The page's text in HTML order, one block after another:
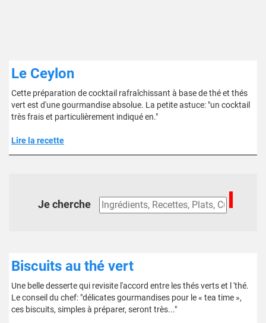
Le Ceylon
Cette préparation de cocktail rafraîchissant à base de thé et thés
vert est d'une gourmandise absolue. La petite astuce: "un cocktail
très frais et particulièrement indiqué en."
Lire la recette
Je cherche
Biscuits au thé vert
Une belle desserte qui revisite l'accord entre les thés verts et l 'thé.
Le conseil du chef: "délicates gourmandises pour le « tea time »,
ces biscuits, simples à préparer, seront très..."